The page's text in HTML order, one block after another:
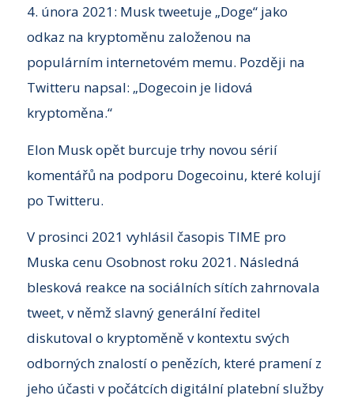
4. února 2021: Musk tweetuje „Doge“ jako
odkaz na kryptoměnu založenou na
populárním internetovém memu. Později na
Twitteru napsal: „Dogecoin je lidová
kryptoměna.“
Elon Musk opět burcuje trhy novou sérií
komentářů na podporu Dogecoinu, které kolují
po Twitteru.
V prosinci 2021 vyhlásil časopis TIME pro
Muska cenu Osobnost roku 2021. Následná
blesková reakce na sociálních sítích zahrnovala
tweet, v němž slavný generální ředitel
diskutoval o kryptoměně v kontextu svých
odborných znalostí o penězích, které pramení z
jeho účasti v počátcích digitální platební služby